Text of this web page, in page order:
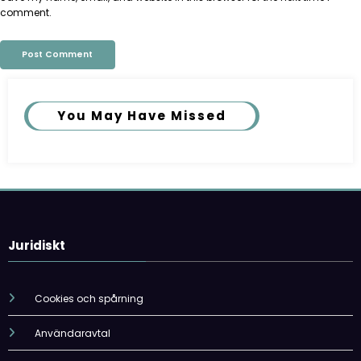
comment.
You May Have Missed
Juridiskt
Cookies och spårning
Användaravtal